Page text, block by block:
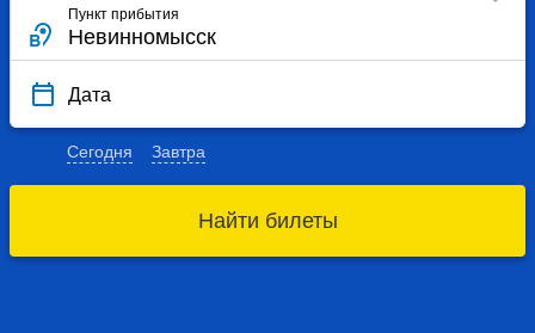
Пункт прибытия
Дата
Сегодня Завтра
Найти билеты